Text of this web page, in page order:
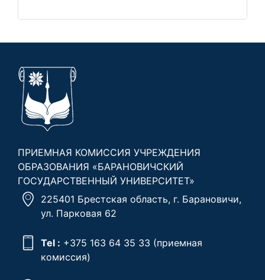
ПРИЕМНАЯ КОМИССИЯ УЧРЕЖДЕНИЯ
ОБРАЗОВАНИЯ «БАРАНОВИЧСКИЙ
ГОСУДАРСТВЕННЫЙ УНИВЕРСИТЕТ»
225401 Брестская область, г. Барановичи,
ул. Парковая 62
Tel : +375 163 64 35 33 (приемная
комиссия)